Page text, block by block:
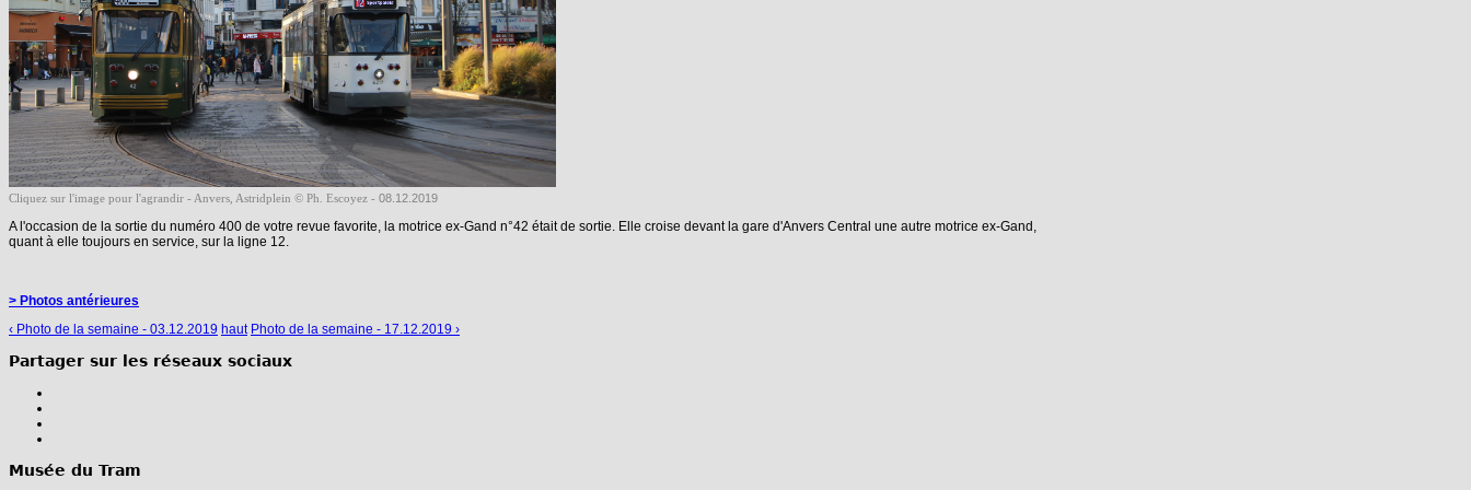
Cliquez sur l'image pour l'agrandir - Anvers, Astridplein © Ph. Escoyez - 08.12.2019
A l'occasion de la sortie du numéro 400 de votre revue favorite, la motrice ex-Gand n°42 était de sortie. Elle croise devant la gare d'Anvers Central une autre motrice ex-Gand,
quant à elle toujours en service, sur la ligne 12.
> Photos antérieures
‹ Photo de la semaine - 03.12.2019 haut Photo de la semaine - 17.12.2019 ›
Partager sur les réseaux sociaux
Musée du Tram